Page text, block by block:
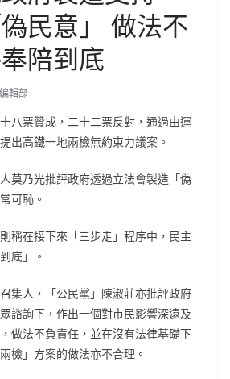
民意」 做法不
陪到底
輯部
八票贊成，二十二票反對，通過由運
出高鐵一地兩檢無約束力議案。
人莫乃光批評政府透過立法會製造「偽
可恥。
稱在接下來「三步走」程序中，民主
底」。
召集人，「公民黨」陳淑莊亦批評政府
諮詢下，作出一個對市民影響深遠及
做法不負責任，並在沒有法律基礎下
檢」方案的做法亦不合理。